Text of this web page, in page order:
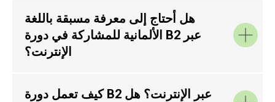
هل أحتاج إلى معرفة مسبقة باللغة
الألمانية للمشاركة في دورة B2 عبر
الإنترنت؟
كيف تعمل دورة B2 عبر الإنترنت؟ هل